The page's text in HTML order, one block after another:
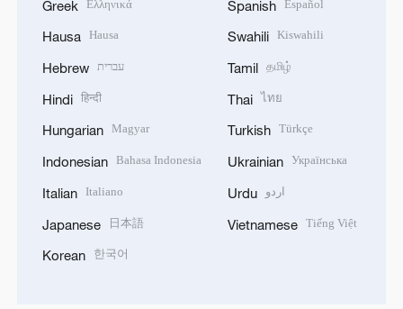
Greek
Hausa Hausa
Hebrew עברית
Hindi हिन्दी
Hungarian Magyar
Indonesian Bahasa Indonesia
Italian Italiano
Japanese 日本語
Korean 한국어
Spanish
Swahili Kiswahili
Tamil தமிழ்
Thai ไทย
Turkish Türkçe
Ukrainian Українська
Urdu اردو
Vietnamese Tiếng Việt